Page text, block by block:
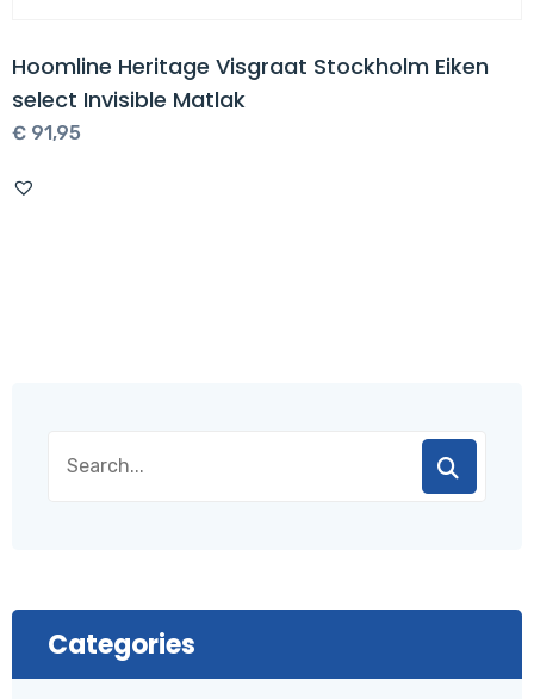
Hoomline Heritage Visgraat Stockholm Eiken
select Invisible Matlak
€ 91,95
Categories